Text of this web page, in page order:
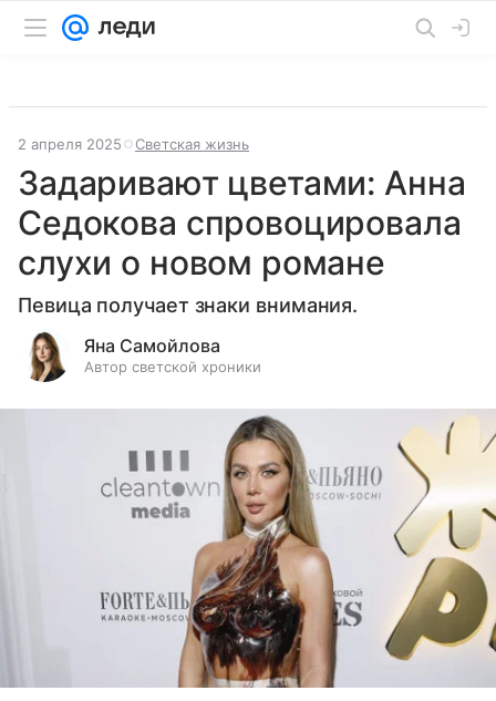
2 апреля 2025 Светская жизнь
Задаривают цветами: Анна
Седокова спровоцировала
слухи о новом романе
Певица получает знаки внимания.
Яна Самойлова
Автор светской хроники